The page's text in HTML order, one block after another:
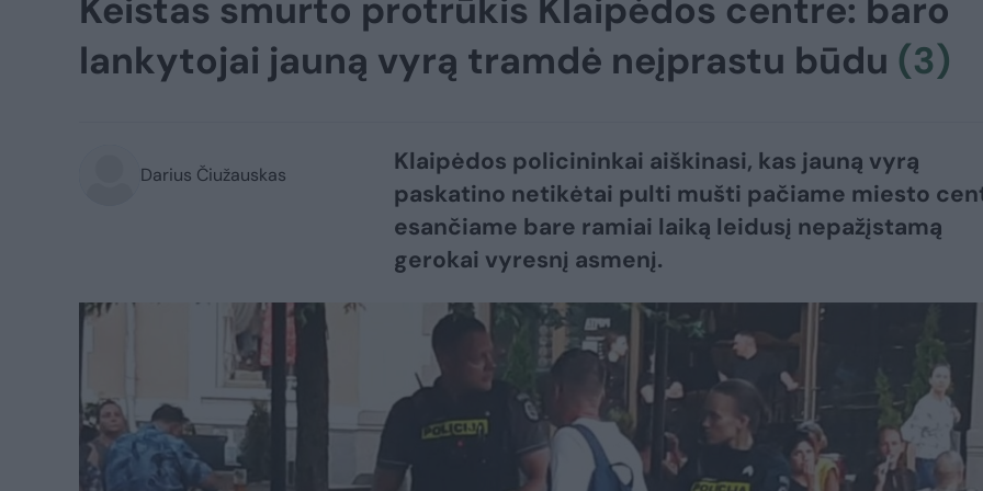
Keistas smurto protrūkis Klaipėdos centre: baro
lankytojai jauną vyrą tramdė neįprastu būdu (3)
Darius Čiužauskas
Klaipėdos policininkai aiškinasi, kas jauną vyrą
paskatino netikėtai pulti mušti pačiame miesto
esančiame bare ramiai laiką leidusį nepažįstamą
gerokai vyresnį asmenį.